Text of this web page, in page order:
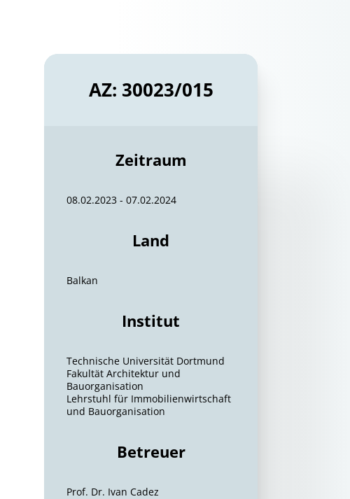
AZ: 30023/015
Zeitraum
08.02.2023 - 07.02.2024
Land
Balkan
Institut
Technische Universität Dortmund
Fakultät Architektur und
Bauorganisation
Lehrstuhl für Immobilienwirtschaft
und Bauorganisation
Betreuer
Prof. Dr. Ivan Cadez